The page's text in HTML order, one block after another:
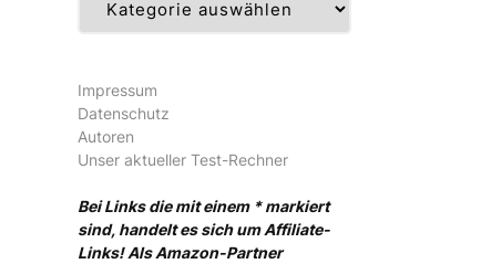
Impressum
Datenschutz
Autoren
Unser aktueller Test-Rechner
Bei Links die mit einem * markiert
sind, handelt es sich um Affiliate-
Links! Als Amazon-Partner